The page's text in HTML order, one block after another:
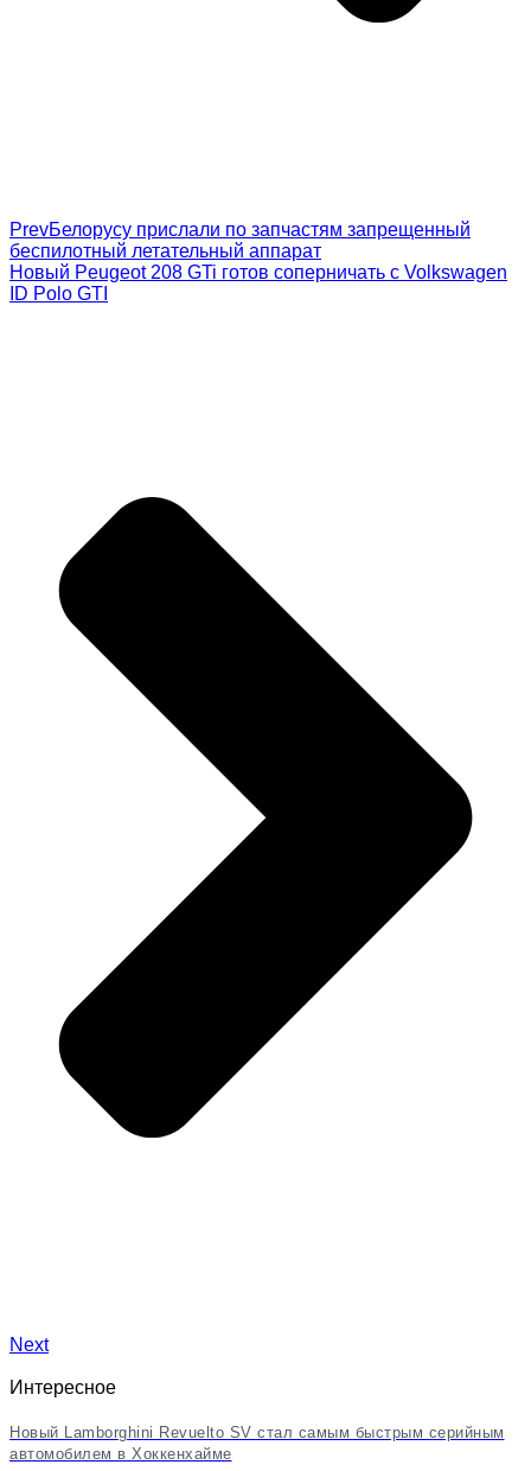
PrevБелорусу прислали по запчастям запрещенный
беспилотный летательный аппарат
Новый Peugeot 208 GTi готов соперничать с Volkswagen
ID Polo GTI
Next
Интересное
Новый Lamborghini Revuelto SV стал самым быстрым серийным
автомобилем в Хоккенхайме